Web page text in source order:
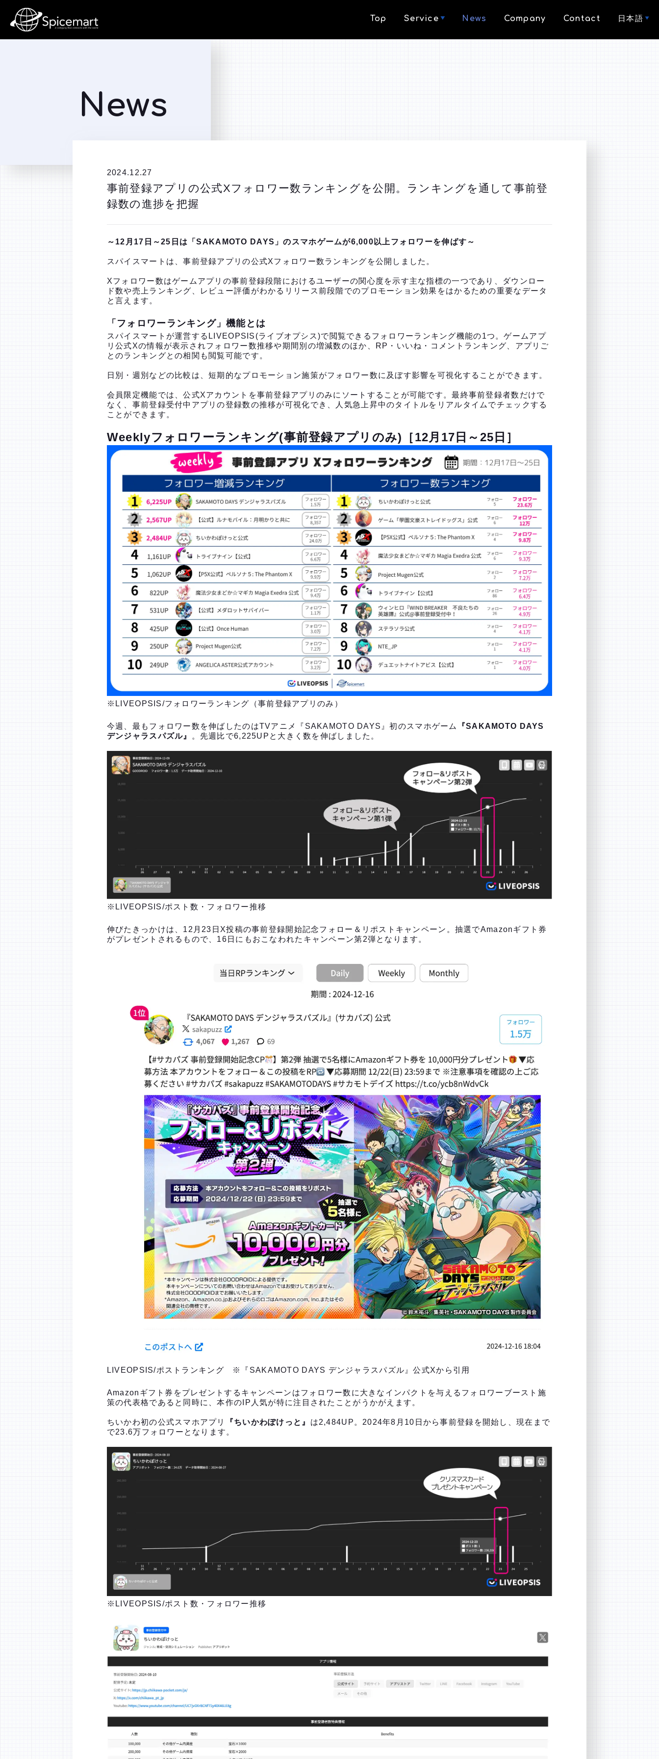
Top Service News Company Contact 日本語
News
2024.12.27
事前登録アプリの公式Xフォロワー数ランキングを公開。ランキングを通して事前登
録数の進捗を把握
～12月17日～25日は「SAKAMOTO DAYS」のスマホゲームが6,000以上フォロワーを伸ばす～
スパイスマートは、事前登録アプリの公式Xフォロワー数ランキングを公開しました。
Xフォロワー数はゲームアプリの事前登録段階におけるユーザーの関心度を示す主な指標の一つであり、ダウンロー
ド数や売上ランキング、レビュー評価がわかるリリース前段階でのプロモーション効果をはかるための重要なデータ
と言えます。
「フォロワーランキング」機能とは
スパイスマートが運営するLIVEOPSIS(ライブオプシス)で閲覧できるフォロワーランキング機能の1つ。ゲームアプ
リ公式Xの情報が表示されフォロワー数推移や期間別の増減数のほか、RP・いいね・コメントランキング、アプリご
とのランキングとの相関も閲覧可能です。
日別・週別などの比較は、短期的なプロモーション施策がフォロワー数に及ぼす影響を可視化することができます。
会員限定機能では、公式Xアカウントを事前登録アプリのみにソートすることが可能です。最終事前登録者数だけで
なく、事前登録受付中アプリの登録数の推移が可視化でき、人気急上昇中のタイトルをリアルタイムでチェックする
ことができます。
Weeklyフォロワーランキング(事前登録アプリのみ)［12月17日～25日］
※LIVEOPSIS/フォロワーランキング（事前登録アプリのみ）
今週、最もフォロワー数を伸ばしたのはTVアニメ『SAKAMOTO DAYS』初のスマホゲーム
『SAKAMOTO DAYS
デンジャラスパズル』
。先週比で6,225UPと大きく数を伸ばしました。
※LIVEOPSIS/ポスト数・フォロワー推移
伸びたきっかけは、12月23日X投稿の事前登録開始記念フォロー＆リポストキャンペーン。抽選でAmazonギフト券
がプレゼントされるもので、16日にもおこなわれたキャンペーン第2弾となります。
LIVEOPSIS/ポストランキング ※『SAKAMOTO DAYS デンジャラスパズル』公式Xから引用
Amazonギフト券をプレゼントするキャンペーンはフォロワー数に大きなインパクトを与えるフォロワーブースト施
策の代表格であると同時に、本作のIP人気が特に注目されたことがうかがえます。
ちいかわ初の公式スマホアプリ 『ちいかわぽけっと』 は2,484UP。2024年8月10日から事前登録を開始し、現在まで
で23.6万フォロワーとなります。
※LIVEOPSIS/ポスト数・フォロワー推移